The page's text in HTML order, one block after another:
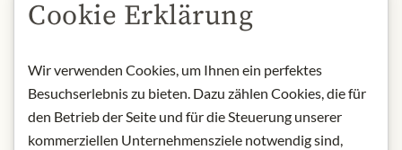
Konservierungsmittel verarbeitet.
Produktbezeichnung: Scharfe
vergine
Herkunft: Italien
Aufbewahrung: Nach dem Öffnen im
Kühlschrank aufbewahren und rasch
Cookie Erklärung
Wir verwenden Cookies, um Ihnen ein perfektes
Besuchserlebnis zu bieten. Dazu zählen Cookies, die für
den Betrieb der Seite und für die Steuerung unserer
kommerziellen Unternehmensziele notwendig sind,